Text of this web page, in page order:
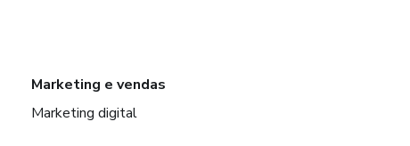
Marketing e vendas
Marketing digital